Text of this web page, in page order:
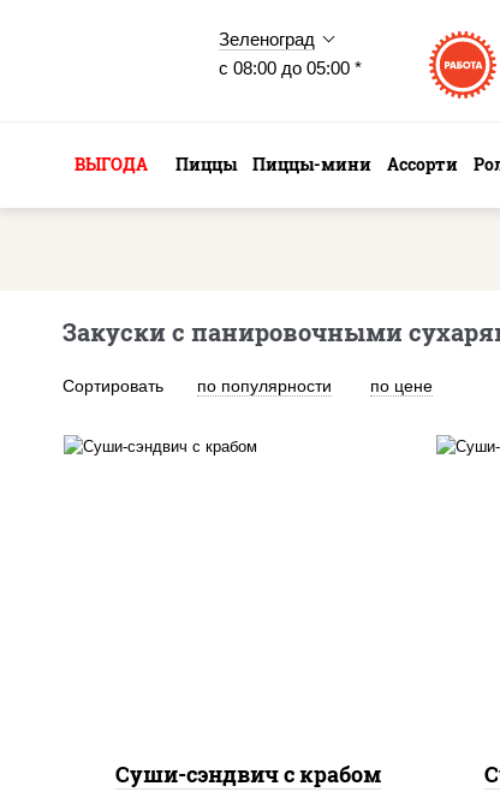
Зеленоград
с 08:00 до 05:00 *
ВЫГОДА Пиццы Пиццы-мини Ассорти
Закуски с панировочными
Сортировать по популярности по цене
Суши-сэндвич с крабом